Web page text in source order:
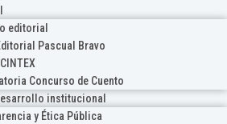
editorial
Pascual Bravo
Concurso de Cuento
institucional
y Ética Pública